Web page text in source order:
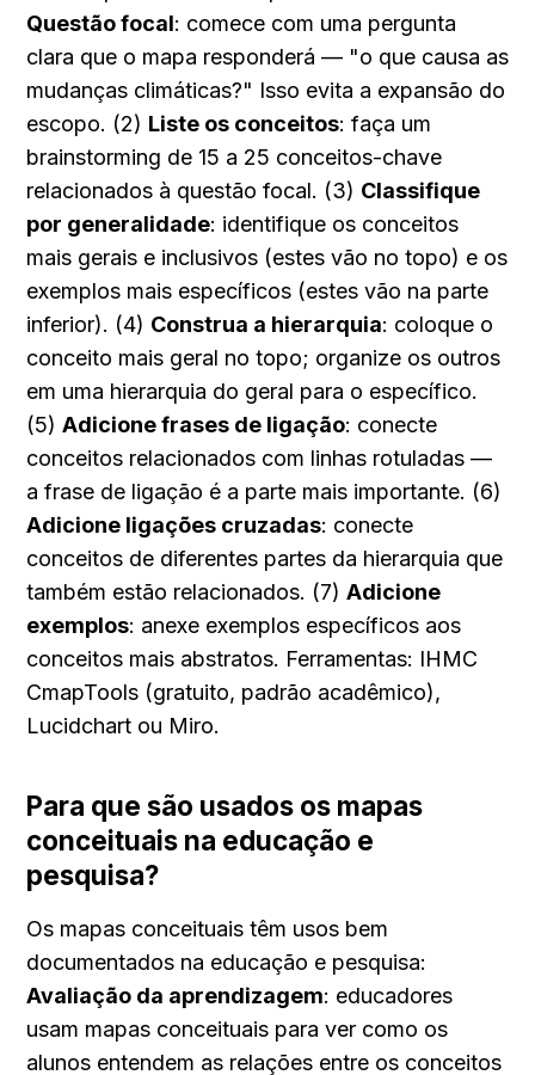
Questão focal: comece com uma pergunta
clara que o mapa responderá — "o que causa as
mudanças climáticas?" Isso evita a expansão do
escopo. (2) Liste os conceitos: faça um
brainstorming de 15 a 25 conceitos-chave
relacionados à questão focal. (3) Classifique
por generalidade: identifique os conceitos
mais gerais e inclusivos (estes vão no topo) e os
exemplos mais específicos (estes vão na parte
inferior). (4) Construa a hierarquia: coloque o
conceito mais geral no topo; organize os outros
em uma hierarquia do geral para o específico.
(5) Adicione frases de ligação: conecte
conceitos relacionados com linhas rotuladas —
Adicione ligações cruzadas: conecte
conceitos de diferentes partes da hierarquia que
também estão relacionados. (7) Adicione
exemplos: anexe exemplos específicos aos
conceitos mais abstratos. Ferramentas: IHMC
CmapTools (gratuito, padrão acadêmico),
Lucidchart ou Miro.
Para que são usados os mapas
conceituais na educação e
pesquisa?
Os mapas conceituais têm usos bem
Avaliação da aprendizagem: educadores
usam mapas conceituais para ver como os
alunos entendem as relações entre os conceitos